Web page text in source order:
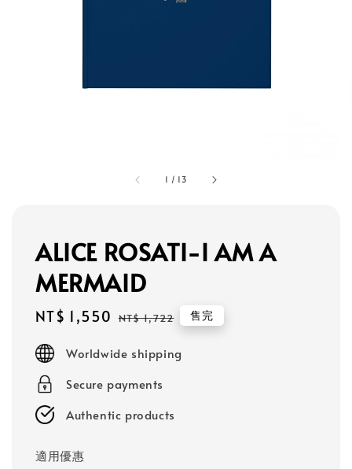
1 / 13
ALICE ROSATI-I AM A
MERMAID
Sale
NT$ 1,550 Regular
NT$ 1,722 售完
Worldwide shipping
Secure payments
Authentic products
適用優惠